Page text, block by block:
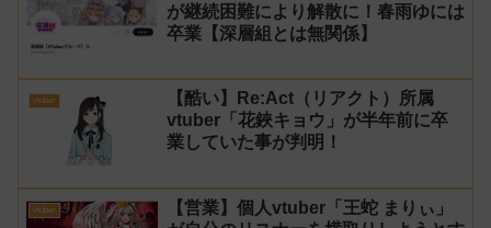
が継続困難により解散に！春雨ゆには
卒業【深層組とは無関係】
vtuber
【酷い】Re:Act（リアクト）所属
vtuber「花鋏キョウ」が半年前に卒
業していた事が判明！
vtuber
【営業】個人vtuber「王蛇 まりぃ」